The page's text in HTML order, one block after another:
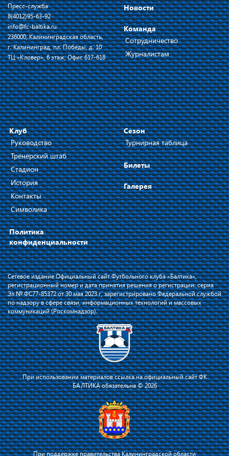
Пресс-служба
8(4012)95-63-92
info@fc-baltika.ru
236000, Калининградская область,
г. Калининград, пл. Победы, д. 10
ТЦ «Кловер», 6 этаж, Офис 617-618
Новости
Команда
Сотрудничество
Журналистам
Клуб
Руководство
Тренерский штаб
Стадион
История
Контакты
Символика
Политика
конфиденциальности
Сезон
Турнирная таблица
Билеты
Галерея
Сетевое издание Официальный сайт Футбольного клуба «Балтика»,
регистрационный номер и дата принятия решения о регистрации: серия
Эл № ФС77-85372 от 30 мая 2023 г, зарегистрировано Федеральной службой
по надзору в сфере связи, информационных технологий и массовых
коммуникаций (Роскомнадзор).
При использовании материалов ссылка на официальный сайт ФК
БАЛТИКА обязательна © 2026
При поддержке правительства Калининградской области